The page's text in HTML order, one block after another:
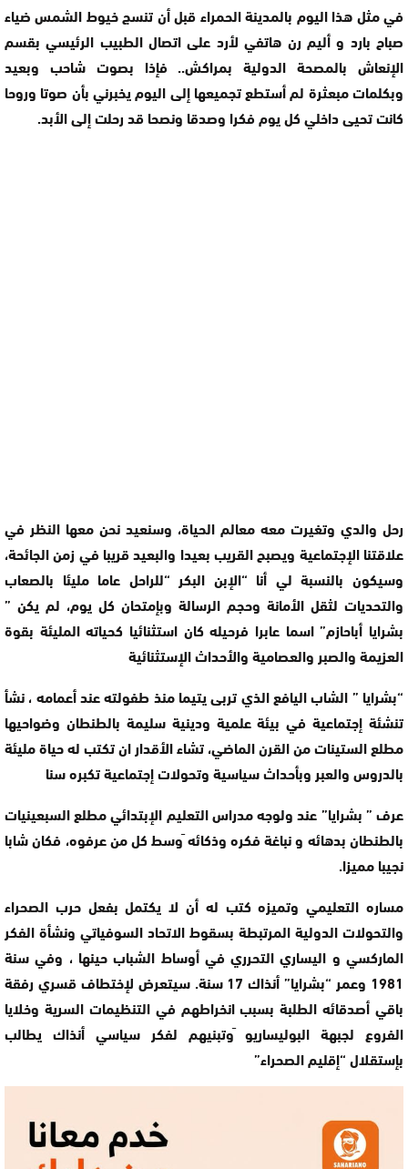
في مثل هذا اليوم بالمدينة الحمراء قبل أن تنسج خيوط الشمس ضياء
صباح بارد و أليم رن هاتفي لأرد على اتصال الطبيب الرئيسي بقسم
الإنعاش بالمصحة الدولية بمراكش.. فإذا بصوت شاحب وبعيد
وبكلمات مبعثرة لم أستطع تجميعها إلى اليوم يخبرني بأن صوتا وروحا
كانت تحيى داخلي كل يوم فكرا وصدقا ونصحا قد رحلت إلى الأبد.
رحل والدي وتغيرت معه معالم الحياة، وسنعيد نحن معها النظر في
علاقتنا الإجتماعية ويصبح القريب بعيدا والبعيد قريبا في زمن الجائحة،
وسيكون بالنسبة لي أنا “الإبن البكر “للراحل عاما مليئا بالصعاب
والتحديات لثقل الأمانة وحجم الرسالة وبإمتحان كل يوم، لم يكن ”
بشرايا أباحازم” اسما عابرا فرحيله كان استثنائيا كحياته المليئة بقوة
العزيمة والصبر والعصامية والأحداث الإستثنائية
“بشرايا ” الشاب اليافع الذي تربى يتيما منذ طفولته عند أعمامه ، نشأ
تنشئة إجتماعية في بيئة علمية ودينية سليمة بالطنطان وضواحيها
مطلع الستينات من القرن الماضي، تشاء الأقدار ان تكتب له حياة مليئة
بالدروس والعبر وبأحداث سياسية وتحولات إجتماعية تكبره سنا
عرف ” بشرايا” عند ولوجه مدراس التعليم الإبتدائي مطلع السبعينيات
بالطنطان بدهائه و نباغة فكره وذكائه َوسط كل من عرفوه، فكان شابا
نجيبا مميزا.
مساره التعليمي وتميزه كتب له أن لا يكتمل بفعل حرب الصحراء
والتحولات الدولية المرتبطة بسقوط الاتحاد السوفياتي ونشأة الفكر
الماركسي و اليساري التحرري في أوساط الشباب حينها ، وفي سنة
1981 وعمر “بشرايا” أنذاك 17 سنة. سيتعرض لإختطاف قسري رفقة
باقي أصدقائه الطلبة بسبب انخراطهم في التنظيمات السرية وخلايا
الفروع لجبهة البوليساريو َوتبنيهم لفكر سياسي أنذاك يطالب
بإستقلال “إقليم الصحراء”